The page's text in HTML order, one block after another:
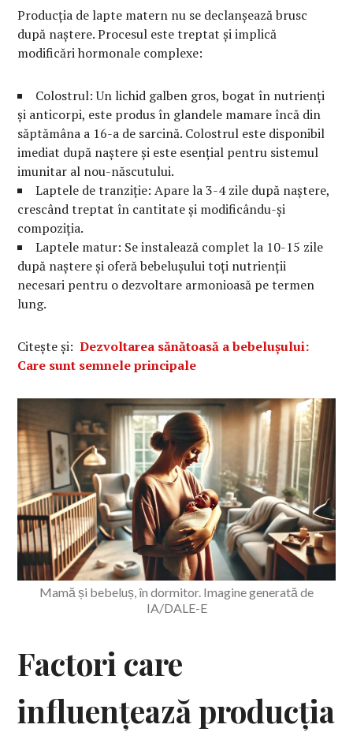
Producția de lapte matern nu se declanșează brusc
după naștere. Procesul este treptat și implică
modificări hormonale complexe:
Colostrul: Un lichid galben gros, bogat în nutrienți
și anticorpi, este produs în glandele mamare încă din
săptămâna a 16-a de sarcină. Colostrul este disponibil
imediat după naștere și este esențial pentru sistemul
imunitar al nou-născutului.
Laptele de tranziție: Apare la 3-4 zile după naștere,
crescând treptat în cantitate și modificându-și
compoziția.
Laptele matur: Se instalează complet la 10-15 zile
după naștere și oferă bebelușului toți nutrienții
necesari pentru o dezvoltare armonioasă pe termen
lung.
Citește și:Dezvoltarea sănătoasă a bebelușului:
Care sunt semnele principale
Mamă și bebeluș, în dormitor. Imagine generată de
IA/DALE-E
Factori care
influențează producția